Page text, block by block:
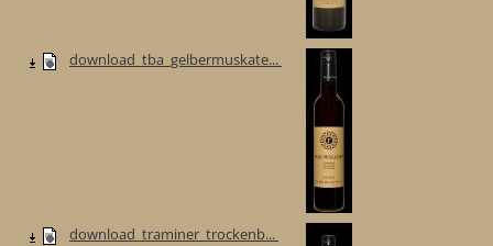
download_tba_gelbermuskate...
download_traminer_trockenb...